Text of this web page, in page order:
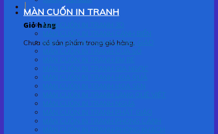
Giỏ hàng
Chưa có sản phẩm trong giỏ hàng.
MÀN CUỐN IN TRANH
MÀN CUỐN IN TRANH 3D
MÀN CUỐN IN TRANH CÔNG GIÁO